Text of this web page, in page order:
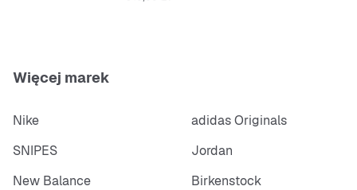
Więcej marek
Nike
adidas Originals
SNIPES
Jordan
New Balance
Birkenstock